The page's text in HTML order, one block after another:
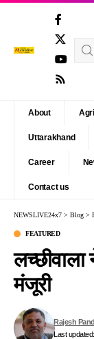
About
Uttarakhand
Career
Contact us
NEWSLIVE24x7 > Blog >
FEATURED
लच्छीवाला
मंजूरी
Last
Rajesh